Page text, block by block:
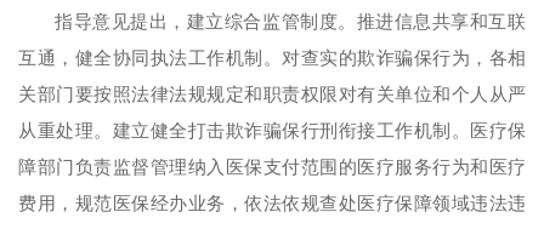
指导意见提出，建立综合监管制度。推进信息共享和互联
互通，健全协同执法工作机制。对查实的欺诈骗保行为，各相
关部门要按照法律法规规定和职责权限对有关单位和个人从严
从重处理。建立健全打击欺诈骗保行刑衔接工作机制。医疗保
障部门负责监督管理纳入医保支付范围的医疗服务行为和医疗
费用，规范医保经办业务，依法依规查处医疗保障领域违法违